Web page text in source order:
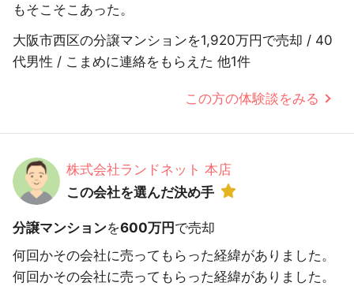
もそこそこあった。
大阪市西区の分譲マンションを1,920万円で売却 / 40
代男性 / こまめに連絡をもらえた 他1件
この方の体験談をみる
株式会社ランドネット 本店
この会社を選んだ決め手
分譲マンションを600万円 で売却
何回かその会社に売ってもらった経緯がありました。
何回かその会社に売ってもらった経緯がありました。